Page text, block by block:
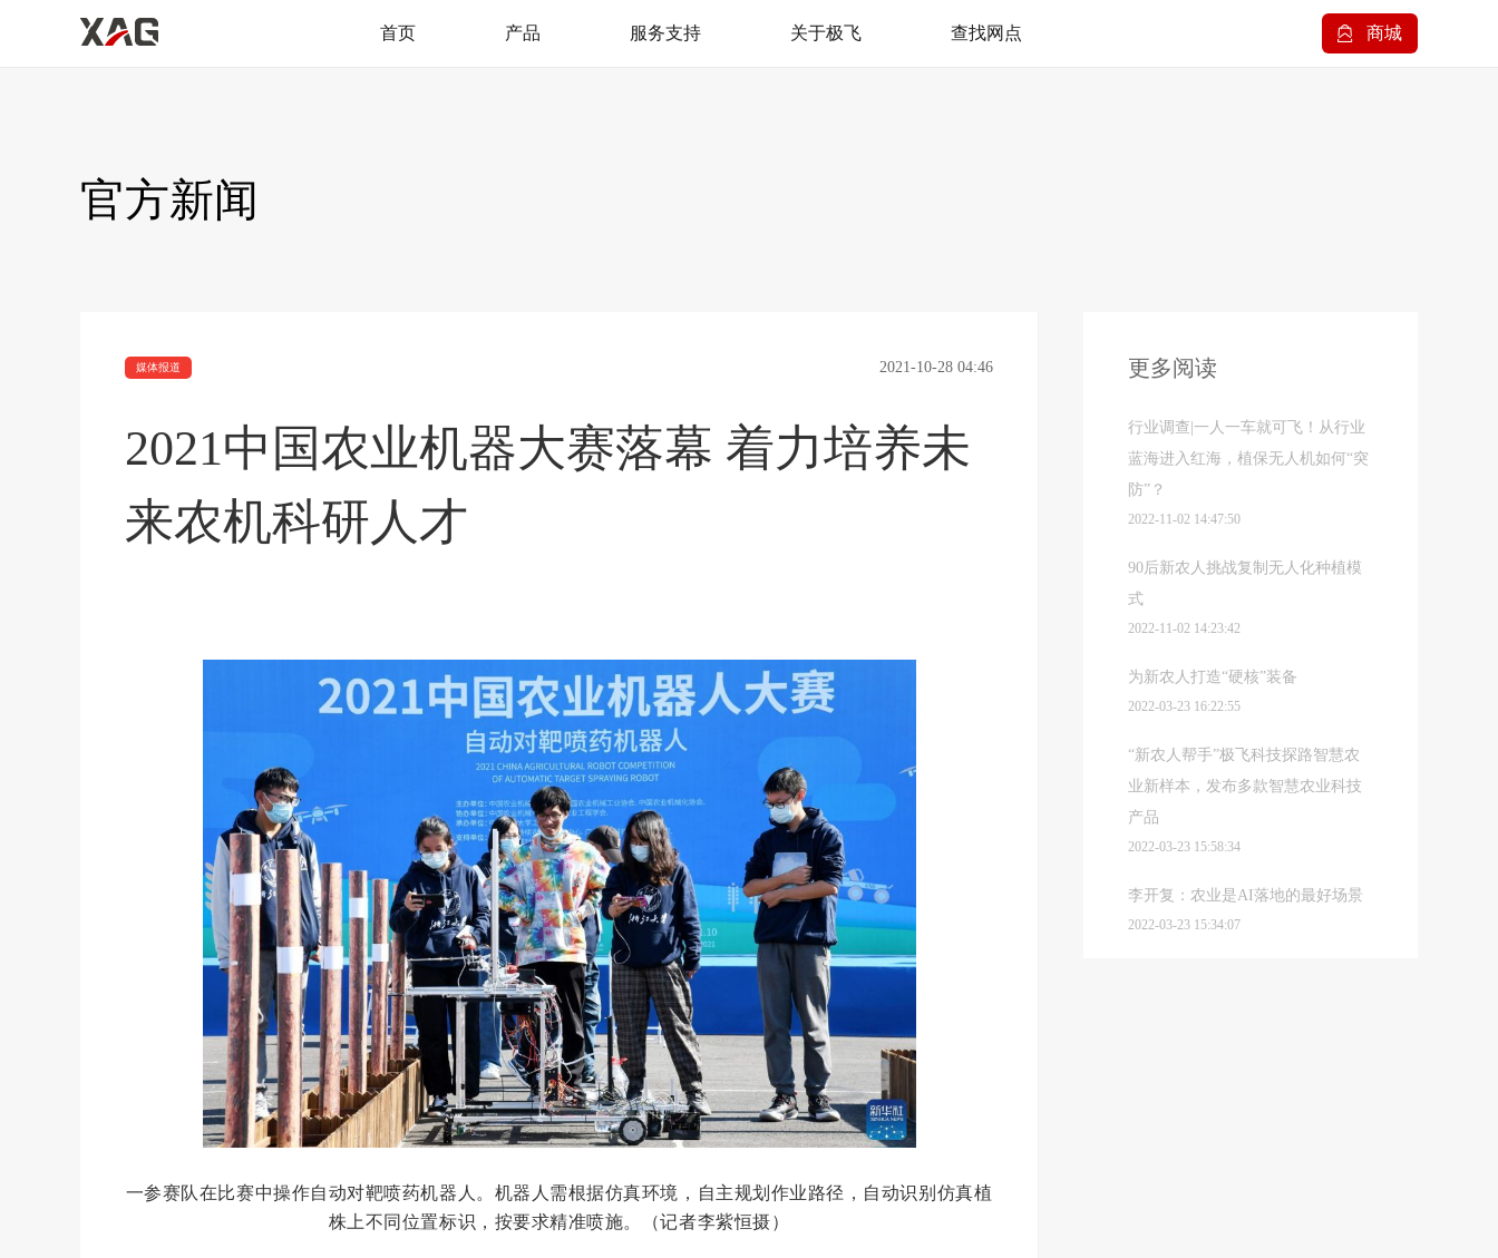
商城
首页 产品 服务支持 关于极飞 查找网点
官方新闻
媒体报道 2021-10-28 04:46
2021中国农业机器大赛落幕 着力培养未
来农机科研人才
一参赛队在比赛中操作自动对靶喷药机器人。机器人需根据仿真环境，自主规划作业路径，自动识别仿真植
株上不同位置标识，按要求精准喷施。（记者李紫恒摄）
更多阅读
行业调查|一人一车就可飞！从行业
蓝海进入红海，植保无人机如何“突
防”？
2022-11-02 14:47:50
90后新农人挑战复制无人化种植模
式
2022-11-02 14:23:42
为新农人打造“硬核”装备
2022-03-23 16:22:55
“新农人帮手”极飞科技探路智慧农
业新样本，发布多款智慧农业科技
产品
2022-03-23 15:58:34
李开复：农业是AI落地的最好场景
2022-03-23 15:34:07